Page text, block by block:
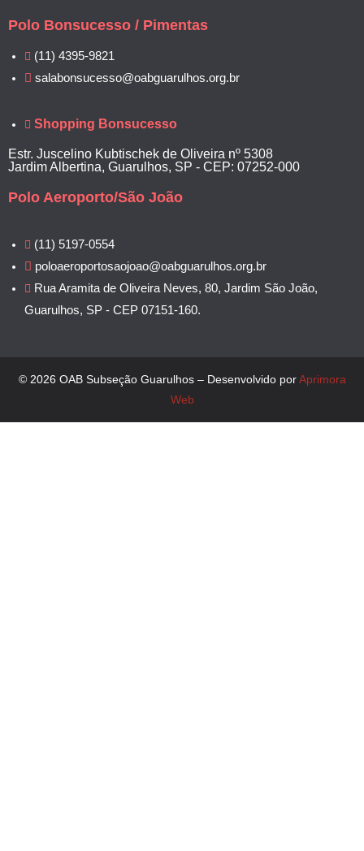
Polo Bonsucesso / Pimentas
(11) 4395-9821
salabonsucesso@oabguarulhos.org.br
Shopping Bonsucesso
Estr. Juscelino Kubtischek de Oliveira nº 5308
Jardim Albertina, Guarulhos, SP - CEP: 07252-000
Polo Aeroporto/São João
(11) 5197-0554
poloaeroportosaojoao@oabguarulhos.org.br
Rua Aramita de Oliveira Neves, 80, Jardim São João,
Guarulhos, SP - CEP 07151-160.
© 2026 OAB Subseção Guarulhos – Desenvolvido porAprimora
Web